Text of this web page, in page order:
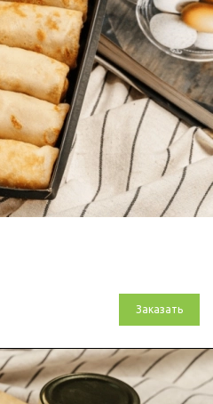
Заказать